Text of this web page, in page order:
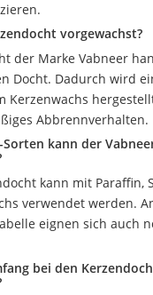
vorgewachst?
der Marke Vabneer
Docht. Dadurch wird
Kerzenwachs
Abbrennverhalten.
kann der
kann mit Paraffin,
verwendet werden.
eignen sich auch
bei den